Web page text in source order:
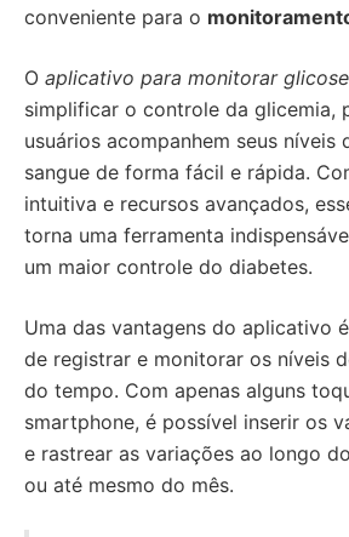
conveniente para o
O aplicativo para monitorar glicose
simplificar o controle da glicemia,
usuários acompanhem seus níveis
sangue de forma fácil e rápida.
intuitiva e recursos avançados,
torna uma ferramenta
um maior controle do diabetes.
Uma das vantagens do aplicativo
de registrar e monitorar os níveis
do tempo. Com apenas alguns
smartphone, é possível inserir os
e rastrear as variações ao longo
ou até mesmo do mês.